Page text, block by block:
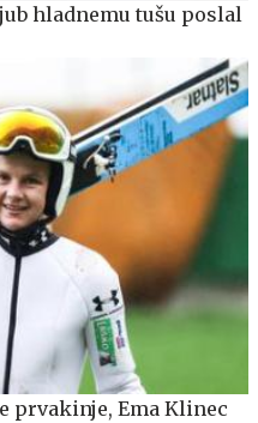
hladnemu tušu poslal
prvakinje, Ema Klinec